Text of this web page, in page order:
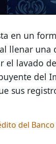
en un
llenar una
el lavado
del
sus
del